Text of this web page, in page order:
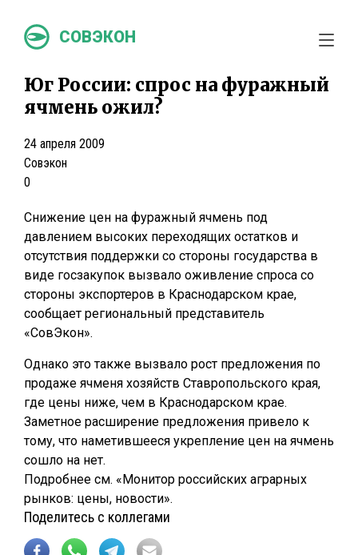
СОВЭКОН
Юг России: спрос на фуражный
ячмень ожил?
24 апреля 2009
Совэкон
0
Снижение цен на фуражный ячмень под
давлением высоких переходящих остатков и
отсутствия поддержки со стороны государства в
виде госзакупок вызвало оживление спроса со
стороны экспортеров в Краснодарском крае,
сообщает региональный представитель
«СовЭкон».
Однако это также вызвало рост предложения по
продаже ячменя хозяйств Ставропольского края,
где цены ниже, чем в Краснодарском крае.
Заметное расширение предложения привело к
тому, что наметившееся укрепление цен на ячмень
сошло на нет.
Подробнее см. «Монитор российских аграрных
рынков: цены, новости».
Поделитесь с коллегами